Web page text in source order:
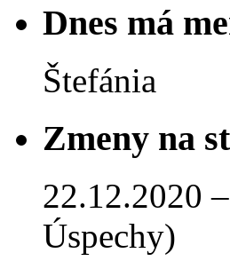
Dnes má
Štefánia
Zmeny na
22.12.2020
Úspechy)